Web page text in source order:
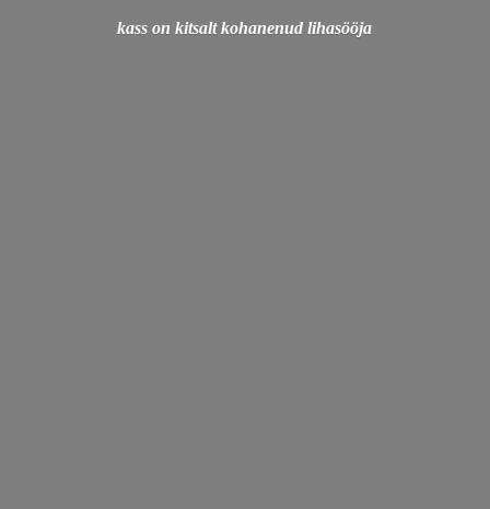
kass on kitsaltkohanenud lihasööja